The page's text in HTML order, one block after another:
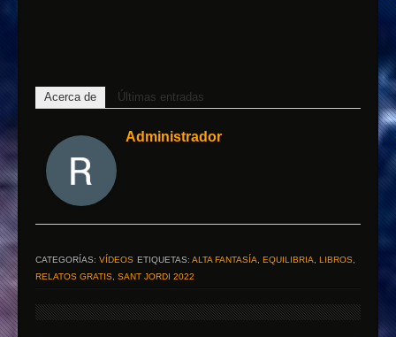
Acerca de Últimas entradas
Administrador
CATEGORÍAS: VÍDEOS ETIQUETAS: ALTA FANTASÍA, EQUILIBRIA, LIBROS,
RELATOS GRATIS, SANT JORDI 2022